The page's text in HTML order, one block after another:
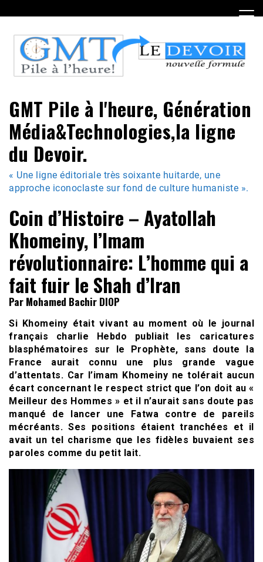
to
content
GMT Pile à l'heure, Génération
Média&Technologies,la ligne
du Devoir.
« Une ligne éditoriale très soixante huitarde, une
approche iconoclaste sur fond de culture humaniste ».
Coin d’Histoire – Ayatollah
Khomeiny, l’Imam
révolutionnaire: L’homme qui a
fait fuir le Shah d’Iran
Par Mohamed Bachir DIOP
Si Khomeiny était vivant au moment où le journal
français charlie Hebdo publiait les caricatures
blasphématoires sur le Prophète, sans doute la
France aurait connu une plus grande vague
d’attentats. Car l’imam Khomeiny ne tolérait aucun
écart concernant le respect strict que l’on doit au «
Meilleur des Hommes » et il n’aurait sans doute pas
manqué de lancer une Fatwa contre de pareils
mécréants. Ses positions étaient tranchées et il
avait un tel charisme que les fidèles buvaient ses
paroles comme du petit lait.